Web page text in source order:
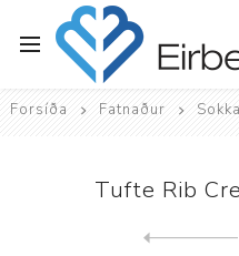
Forsíða Fatnaður
Tufte Rib